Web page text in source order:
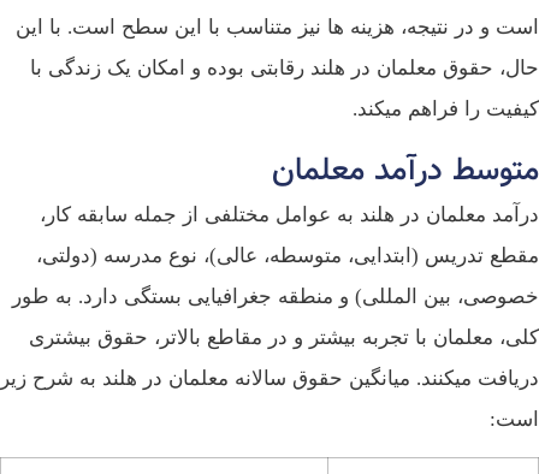
و در نتیجه، هزینه‌ ها نیز متناسب با این سطح است. با این
حقوق معلمان در هلند رقابتی بوده و امکان یک زندگی با
را فراهم میکند.
درآمد معلمان
معلمان در هلند به عوامل مختلفی از جمله سابقه کار،
تدریس (ابتدایی، متوسطه، عالی)، نوع مدرسه (دولتی،
بین‌ المللی) و منطقه جغرافیایی بستگی دارد. به طور
معلمان با تجربه بیشتر و در مقاطع بالاتر، حقوق بیشتری
میکنند. میانگین حقوق سالانه معلمان در هلند به شرح زیر